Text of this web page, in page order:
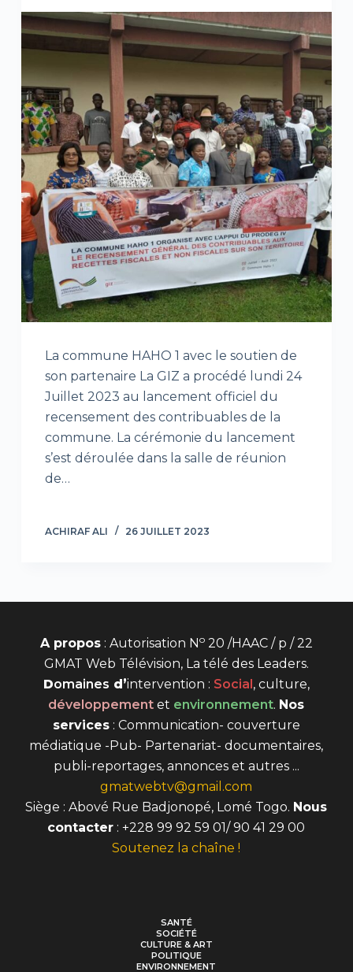
La commune HAHO 1 avec le soutien de
son partenaire La GIZ a procédé lundi 24
Juillet 2023 au lancement officiel du
recensement des contribuables de la
commune. La cérémonie du lancement
s’est déroulée dans la salle de réunion
de…
ACHIRAF ALI 26 JUILLET 2023
A propos: Autorisation N o20 /HAAC / p / 22
GMAT Web Télévision, La télé des Leaders.
Domaines d’intervention : Social , culture,
développement et environnement. Nos
services: Communication- couverture
médiatique -Pub- Partenariat- documentaires,
publi-reportages, annonces et autres ...
gmatwebtv@gmail.com
Siège : Abové Rue Badjonopé, Lomé Togo. Nous
contacter : +228 99 92 59 01/ 90 41 29 00
Soutenez la chaîne !
SANTÉ
SOCIÉTÉ
CULTURE & ART
POLITIQUE
ENVIRONNEMENT